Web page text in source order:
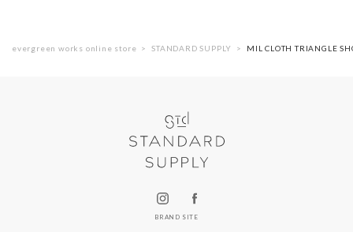
evergreen works online store STANDARD SUPPLY MIL CLOTH TRIANGLE
BRAND SITE